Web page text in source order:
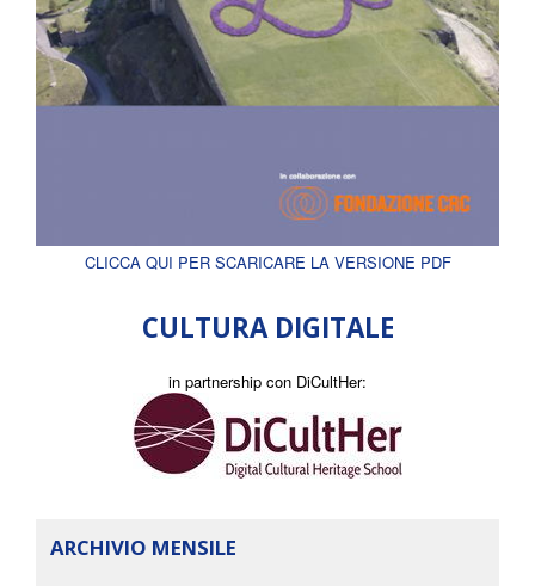
CLICCA QUI PER SCARICARE LA VERSIONE PDF
CULTURA DIGITALE
in partnership con DiCultHer:
ARCHIVIO MENSILE